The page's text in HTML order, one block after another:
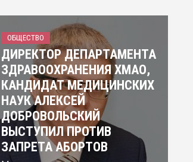
ОБЩЕСТВО
ДИРЕКТОР ДЕПАРТАМЕНТА
ЗДРАВООХРАНЕНИЯ ХМАО,
КАНДИДАТ МЕДИЦИНСКИХ
НАУК АЛЕКСЕЙ
ДОБРОВОЛЬСКИЙ
ВЫСТУПИЛ ПРОТИВ
ЗАПРЕТА АБОРТОВ